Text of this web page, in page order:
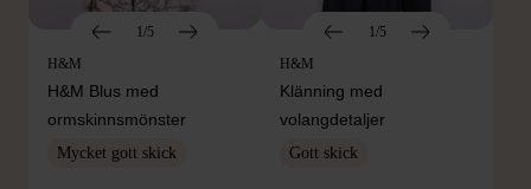
1/5
H&M
H&M Blus med
ormskinnsmönster
Mycket gott skick
1/5
H&M
Klänning med
volangdetaljer
Gott skick